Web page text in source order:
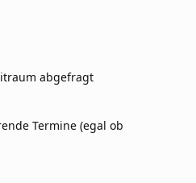
abgefragt
Termine (egal ob